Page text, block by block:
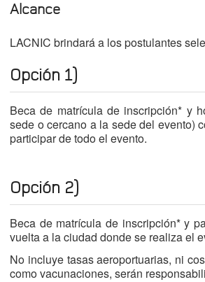
Alcance
LACNIC brindará a los postulantes
Opción 1)
Beca de matrícula de inscripción* y
sede o cercano a la sede del evento)
participar de todo el evento.
Opción 2)
Beca de matrícula de inscripción* y
vuelta a la ciudad donde se realiza el
No incluye tasas aeroportuarias, ni
como vacunaciones, serán